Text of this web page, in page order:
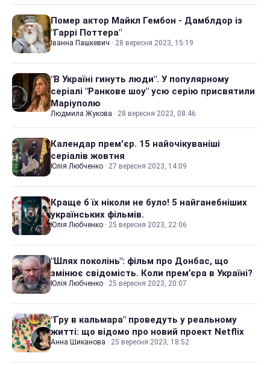
Помер актор Майкл Гембон - Дамблдор із
"Гаррі Поттера"
Іванна Пашкевич · 28 вересня 2023, 15:19
"В Україні гинуть люди". У популярному
серіалі "Ранкове шоу" усю серію присвятили
Маріуполю
Людмила Жукова · 28 вересня 2023, 08:46
Календар прем'єр. 15 найочікуваніші
серіалів жовтня
Юлія Любченко · 27 вересня 2023, 14:09
Краще б їх ніколи не було! 5 найганебніших
українських фільмів.
Юлія Любченко · 25 вересня 2023, 22:06
"Шлях поколінь": фільм про Донбас, що
змінює свідомість. Коли прем’єра в Україні?
Юлія Любченко · 25 вересня 2023, 20:07
"Гру в кальмара" проведуть у реальному
житті: що відомо про новий проект Netflix
Анна Шиканова · 25 вересня 2023, 18:52